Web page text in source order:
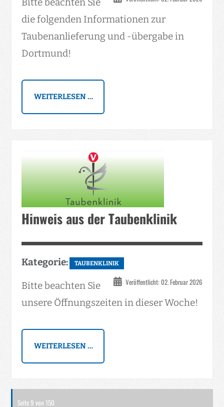
die folgenden Informationen zur
Taubenanlieferung und -übergabe in
Dortmund!
WEITERLESEN …
Hinweis aus der Taubenklinik
Kategorie: TAUBENKLINIK
Veröffentlicht: 02. Februar 2026
Bitte beachten Sie
unsere Öffnungszeiten in dieser Woche!
WEITERLESEN …
Seite 9 von 150